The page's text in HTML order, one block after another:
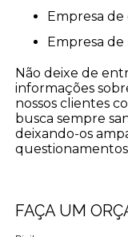
empresa
empresa
Não deixe de
informações
nossos clientes
busca sempre
deixando-os
FAÇA UM